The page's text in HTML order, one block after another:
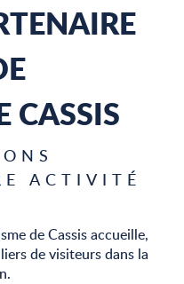
CASSIS
ACTIVITÉ
de Cassis accueille,
de visiteurs dans la